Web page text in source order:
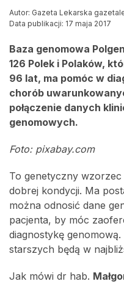
Autor: Gazeta Lekarska
Data publikacji: 17 maja 2017
Baza genomowa
126 Polek i Polaków,
96 lat, ma pomóc w
chorób
połączenie danych
genomowych.
Foto: pixabay.com
To genetyczny wzorzec
dobrej kondycji. Ma
można odnosić dane
pacjenta, by móc
diagnostykę
starszych będą w
Jak mówi dr hab.